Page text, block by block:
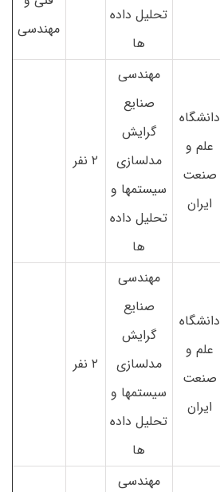
تحلیل داده
ها
مهندسی
دانشگاه
علم و
صنعت
ایران
مهندسی
صنایع
گرایش
مدلسازی
سیستمها و
تحلیل داده
ها
۲ نفر
دانشگاه
علم و
صنعت
ایران
مهندسی
صنایع
گرایش
مدلسازی
سیستمها و
تحلیل داده
ها
۲ نفر
مهندسی